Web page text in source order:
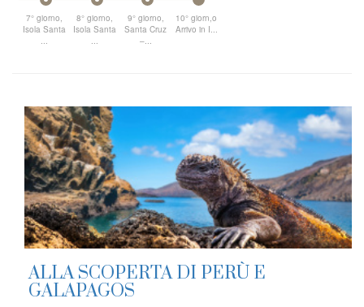
7° giorno,
Isola Santa
...
8° giorno,
Isola Santa
...
9° giorno,
Santa Cruz
–...
10° giorn,o
Arrivo in I...
ALLA SCOPERTA DI PERÙ E
GALAPAGOS